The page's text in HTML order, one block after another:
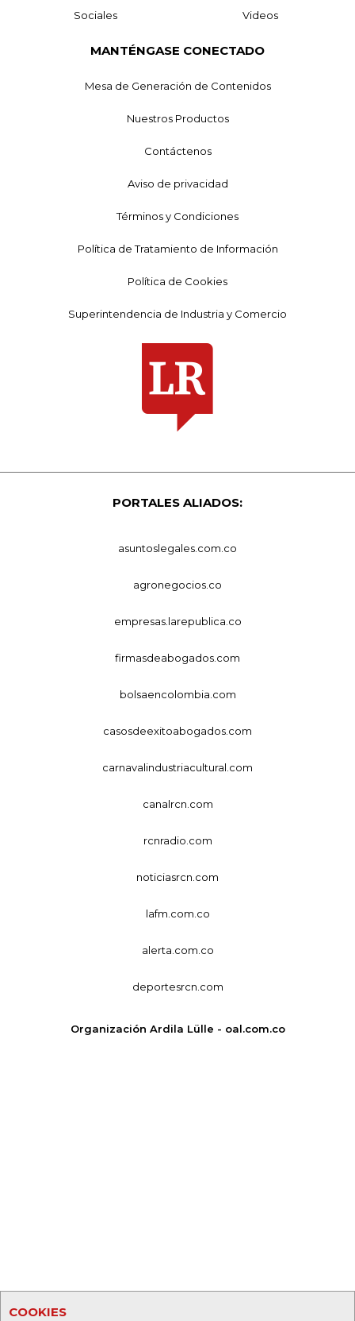
COOKIES
Sociales Videos
MANTÉNGASE CONECTADO
Mesa de Generación de Contenidos
Nuestros Productos
Contáctenos
Aviso de privacidad
Términos y Condiciones
Política de Tratamiento de Información
Política de Cookies
Superintendencia de Industria y Comercio
PORTALES ALIADOS:
asuntoslegales.com.co
agronegocios.co
empresas.larepublica.co
firmasdeabogados.com
bolsaencolombia.com
casosdeexitoabogados.com
carnavalindustriacultural.com
canalrcn.com
rcnradio.com
noticiasrcn.com
lafm.com.co
alerta.com.co
deportesrcn.com
Organización Ardila Lülle - oal.com.co